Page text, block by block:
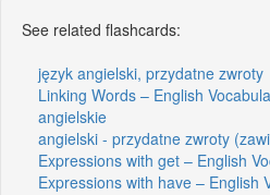
See related flashcards:
język angielski, przydatne zwroty
Linking Words – English
angielskie
angielski - przydatne zwroty
Expressions with get – English
Expressions with have – English